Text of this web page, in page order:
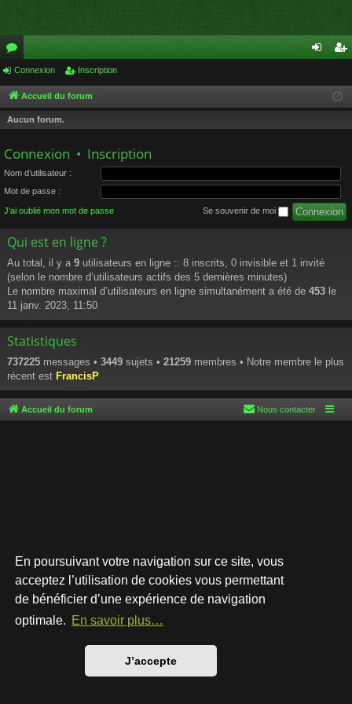
En poursuivant votre navigation sur ce site, vous
acceptez l’utilisation de cookies vous permettant
de bénéficier d’une expérience de navigation
optimale. En savoir plus…
J’accepte
or
u
m
cri
Connexion Inscription
Accueil du forum
Aucun forum.
Connexion • Inscription
Nom d’utilisateur :
Mot de passe :
J’ai oublié mon mot de passe Se souvenir de moi
Qui est en ligne ?
Au total, il y a 9 utilisateurs en ligne :: 8 inscrits, 0 invisible et 1 invité
(selon le nombre d’utilisateurs actifs des 5 dernières minutes)
Le nombre maximal d’utilisateurs en ligne simultanément a été de 453 le
11 janv. 2023, 11:50
Statistiques
737225 messages • 3449 sujets • 21259 membres • Notre membre le plus
récent est FrancisP
Accueil du forum Nous contacter
Développé parphpBB® Forum Software © phpBB Limited
Style par
Traduction française officielle